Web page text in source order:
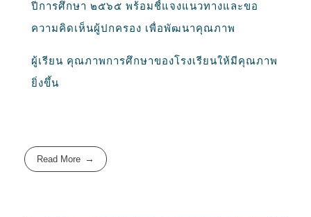
ปีการศึกษา ๒๕๖๕ พร้อมชี้แจงแนวทางและขอ
ความคิดเห็นผู้ปกครอง เพื่อพัฒนาคุณภาพ
ผู้เรียน คุณภาพการศึกษาของโรงเรียนให้มีคุณภาพ
ยิ่งขึ้น
Read More